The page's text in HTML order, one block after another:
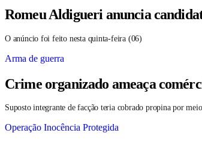
Romeu Aldigueri anuncia
O anúncio foi feito nesta quinta-feira (06)
Arma de guerra
Crime organizado ameaça
Suposto integrante de facção teria cobrado propina por
Operação Inocência Protegida